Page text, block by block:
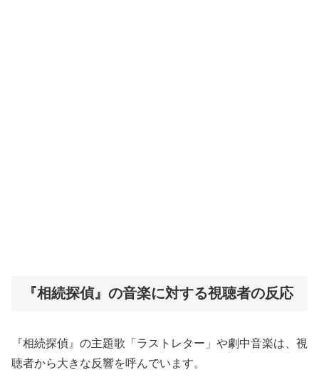
『相続探偵』の音楽に対する視聴者の反応
『相続探偵』の主題歌「ラストレター」や劇中音楽は、視
聴者から大きな反響を呼んでいます。